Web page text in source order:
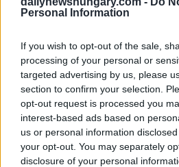
Personal Information
If you wish to opt-out of the sale,
processing of your personal or
targeted advertising by us, please
section to confirm your selection.
opt-out request is processed you
interest-based ads based on
us or personal information
your opt-out. You may separately
disclosure of your personal
Biglietti: 2.000 HUF (~5EUR),
In alternativa, l’autobus 200E collega
della metropolitana Kőbánya-Kispest
ad altre zone di Budapest.
Suggerimento:Verifichi gli orari in
mattina presto o la sera tardi.